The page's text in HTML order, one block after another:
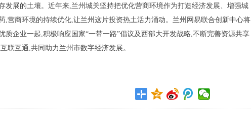
发展的土壤。近年来,兰州城关坚持把优化营商环境作为打造经济发展、增强城
,营商环境的持续优化,让兰州这片投资热土活力涌动。兰州网易联合创新中心将
质企业一起,积极响应国家“一带一路”倡议及西部大开发战略,不断完善资源共享
联互通,共同助力兰州市数字经济发展。